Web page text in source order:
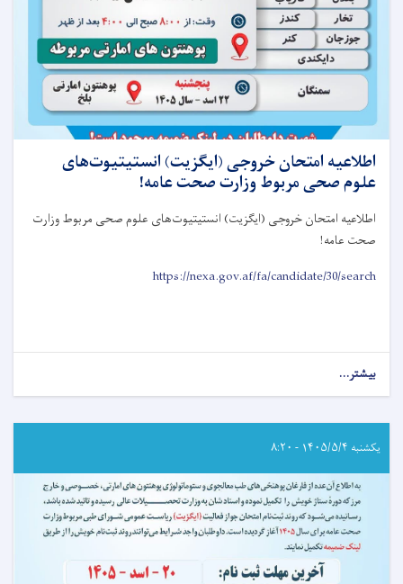
اطلاعیه امتحان خروجی (ایگزیت) انستیتیوت‌های
علوم صحی مربوط وزارت صحت عامه!
اطلاعیه امتحان خروجی (ایگزیت) انستیتیوت‌های علوم صحی مربوط وزارت
صحت عامه!
https://nexa.gov.af/fa/candidate/30/search
بیشتر...
اطلاعیه
خروجی
(ایگزیت)
علوم
صحی
مربوط
وزارت
صحت
عامه!
یکشنبه ۱۴۰۵/۵/۴ - ۸:۲۰